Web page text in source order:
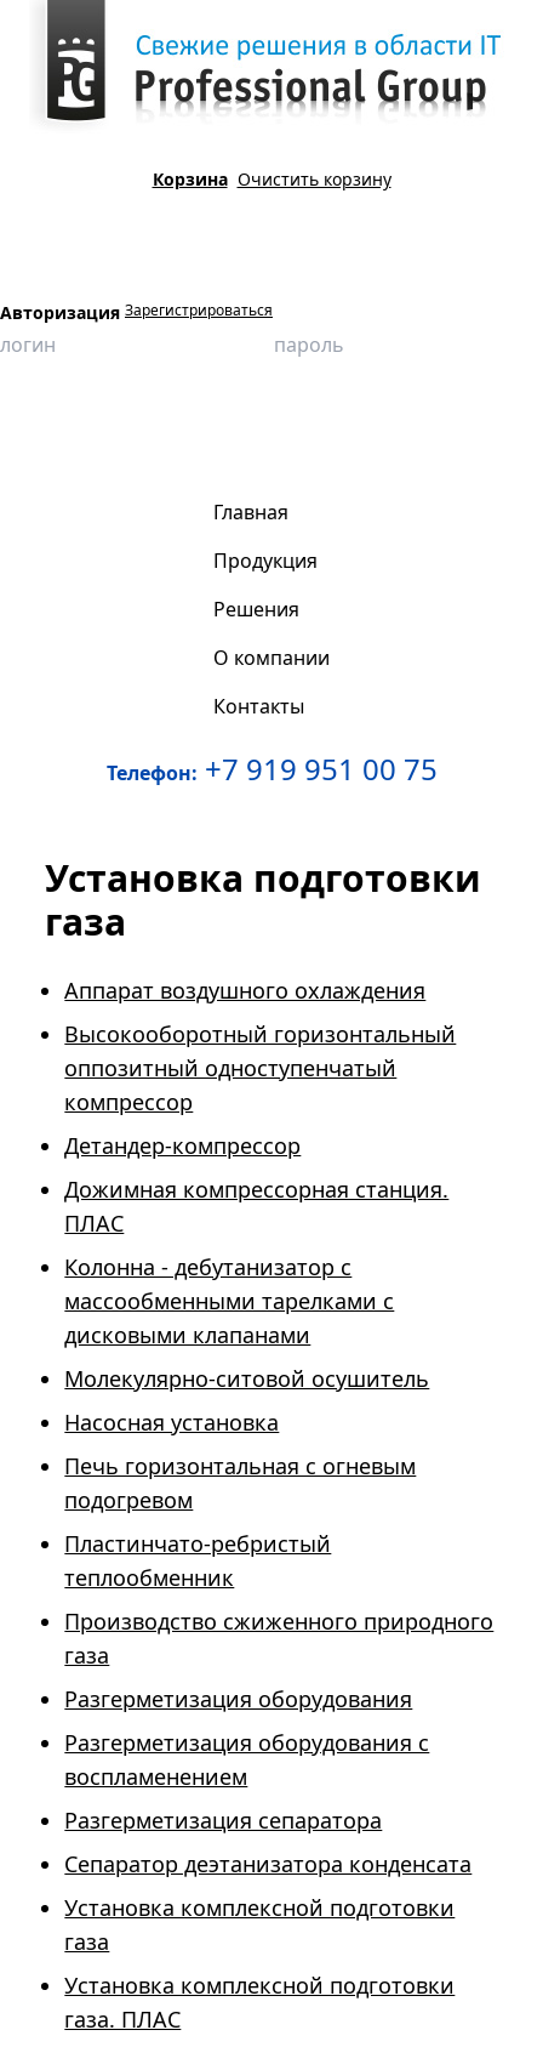
Корзина Очистить корзину
Авторизация Зарегистрироваться
Главная
Продукция
Решения
О компании
Контакты
Телефон: +7 919 951 00 75
Установка подготовки
газа
Аппарат воздушного охлаждения
Высокооборотный горизонтальный
оппозитный одноступенчатый
компрессор
Детандер-компрессор
Дожимная компрессорная станция.
ПЛАС
Колонна - дебутанизатор с
массообменными тарелками с
дисковыми клапанами
Молекулярно-ситовой осушитель
Насосная установка
Печь горизонтальная с огневым
подогревом
Пластинчато-ребристый
теплообменник
Производство сжиженного природного
газа
Разгерметизация оборудования
Разгерметизация оборудования с
воспламенением
Разгерметизация сепаратора
Сепаратор деэтанизатора конденсата
Установка комплексной подготовки
газа
Установка комплексной подготовки
газа. ПЛАС